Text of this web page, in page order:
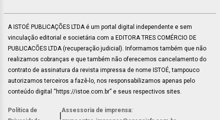
A ISTOÉ PUBLICAÇÕES LTDA é um portal digital independente e sem
vinculação editorial e societária com a EDITORA TRES COMÉRCIO DE
PUBLICACÕES LTDA (recuperação judicial). Informamos também que não
realizamos cobranças e que também não oferecemos cancelamento do
contrato de assinatura da revista impressa de nome ISTOÉ, tampouco
autorizamos terceiros a fazê-lo, nos responsabilizamos apenas pelo
conteúdo digital “https://istoe.com.br” e seus respectivos sites.
Política de
Assessoria de imprensa: